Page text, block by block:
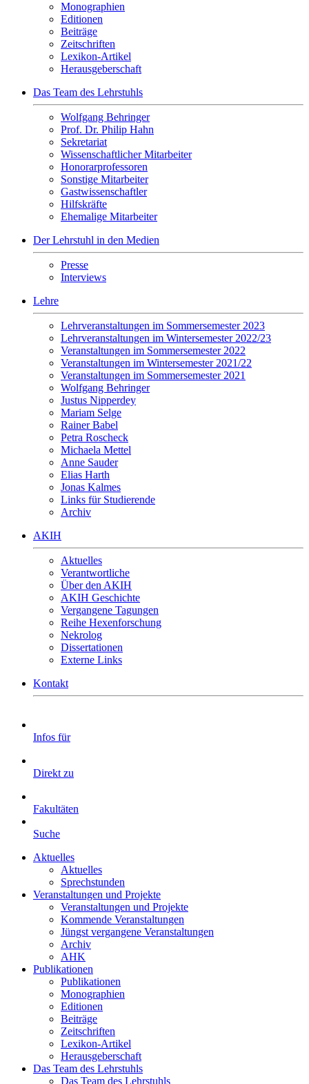
Monographien
Editionen
Beiträge
Zeitschriften
Lexikon-Artikel
Herausgeberschaft
Das Team des Lehrstuhls
Wolfgang Behringer
Prof. Dr. Philip Hahn
Sekretariat
Wissenschaftlicher Mitarbeiter
Honorarprofessoren
Sonstige Mitarbeiter
Gastwissenschaftler
Hilfskräfte
Ehemalige Mitarbeiter
Der Lehrstuhl in den Medien
Presse
Interviews
Lehre
Lehrveranstaltungen im Sommersemester 2023
Lehrveranstaltungen im Wintersemester 2022/23
Veranstaltungen im Sommersemester 2022
Veranstaltungen im Wintersemester 2021/22
Veranstaltungen im Sommersemester 2021
Wolfgang Behringer
Justus Nipperdey
Mariam Selge
Rainer Babel
Petra Roscheck
Michaela Mettel
Anne Sauder
Elias Harth
Jonas Kalmes
Links für Studierende
Archiv
AKIH
Aktuelles
Verantwortliche
Über den AKIH
AKIH Geschichte
Vergangene Tagungen
Reihe Hexenforschung
Nekrolog
Dissertationen
Externe Links
Kontakt
Infos für
Direkt zu
Fakultäten
Suche
Aktuelles
Aktuelles
Sprechstunden
Veranstaltungen und Projekte
Veranstaltungen und Projekte
Kommende Veranstaltungen
Jüngst vergangene Veranstaltungen
Archiv
AHK
Publikationen
Publikationen
Monographien
Editionen
Beiträge
Zeitschriften
Lexikon-Artikel
Herausgeberschaft
Das Team des Lehrstuhls
Das Team des Lehrstuhls